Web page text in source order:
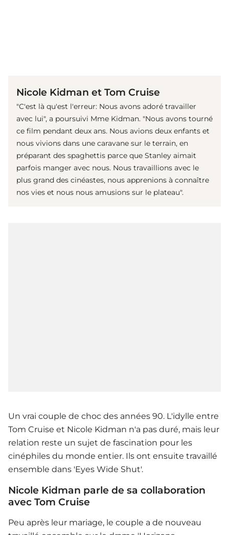
Nicole Kidman et Tom Cruise
"C'est là qu'est l'erreur: Nous avons adoré travailler
avec lui", a poursuivi Mme Kidman. "Nous avons tourné
ce film pendant deux ans. Nous avions deux enfants et
nous vivions dans une caravane sur le terrain, en
préparant des spaghettis parce que Stanley aimait
parfois manger avec nous. Nous travaillions avec le
plus grand des cinéastes, nous apprenions à connaître
nos vies et nous nous amusions sur le plateau".
Un vrai couple de choc des années 90. L'idylle entre
Tom Cruise et Nicole Kidman n'a pas duré, mais leur
relation reste un sujet de fascination pour les
cinéphiles du monde entier. Ils ont ensuite travaillé
ensemble dans 'Eyes Wide Shut'.
Nicole Kidman parle de sa collaboration
avec Tom Cruise
Peu après leur mariage, le couple a de nouveau